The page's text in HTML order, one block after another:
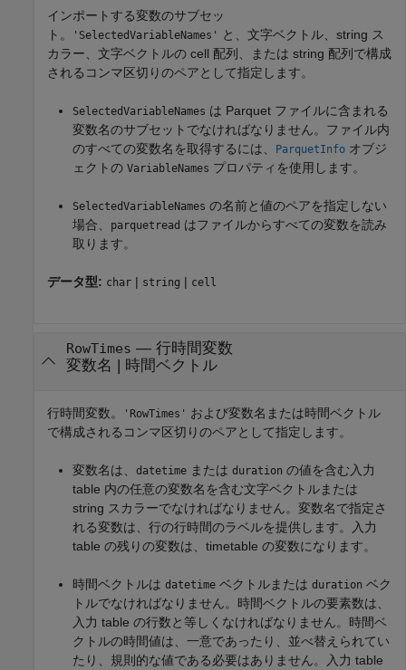
インポートする変数のサブセッ
ト。
'SelectedVariableNames'
と、文字ベクトル、string ス
カラー、文字ベクトルの cell 配列、または string 配列で構成
されるコンマ区切りのペアとして指定します。
SelectedVariableNames は Parquet ファイルに含まれる
変数名のサブセットでなければなりません。ファイル内
のすべての変数名を取得するには、
ParquetInfo オブジ
ェクトの VariableNames プロパティを使用します。
SelectedVariableNames の名前と値のペアを指定しない
場合、
parquetread はファイルからすべての変数を読み
取ります。
データ型: char | string | cell
RowTimes — 行時間変数
変数名 | 時間ベクトル
行時間変数。 'RowTimes' および変数名または時間ベクトル
で構成されるコンマ区切りのペアとして指定します。
変数名は、 datetime または duration の値を含む入力
table 内の任意の変数名を含む文字ベクトルまたは
string スカラーでなければなりません。変数名で指定さ
れる変数は、行の行時間のラベルを提供します。入力
table の残りの変数は、timetable の変数になります。
時間ベクトルは datetime ベクトルまたは duration ベク
トルでなければなりません。時間ベクトルの要素数は、
入力 table の行数と等しくなければなりません。時間ベ
クトルの時間値は、一意であったり、並べ替えられてい
たり、規則的な値である必要はありません。入力 table